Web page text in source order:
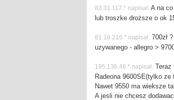
83.31.117.* napisał: A na
lub troszke droższe o ok
81.18.216.* napisał: 700zł
uzywanego - allegro >
195.136.46.* napisał: Teraz
Radeona 9600SE(tylko ze
Nawet 9550 ma wieksze
A jesli nie chcesz